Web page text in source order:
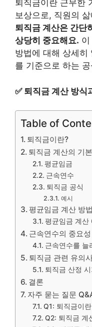
퇴직금이란 근무한
보상으로, 직원의
퇴직금 계산은 간단
상당히 중요해요.
방법에 대해 상세히
를 기준으로 하는
✅ 퇴직금 계산 방식
Table of
퇴직금이란?
퇴직금 계산의 기
평균임금
근속연수
퇴직금 공식
예시
평균임금 계산 방법
평균임금 계산
근속연수의 중요성
근속연수를 늘
퇴직금 관련 유의
퇴직금 산정
결론
자주 묻는 질문
Q1: 퇴직금이
Q2: 퇴직금 계